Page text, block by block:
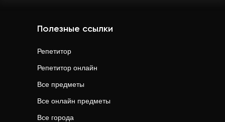
Полезные ссылки
Репетитор
Репетитор онлайн
Все предметы
Все онлайн предметы
Все города